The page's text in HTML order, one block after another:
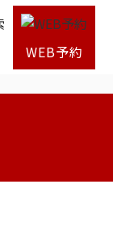
WEB予約